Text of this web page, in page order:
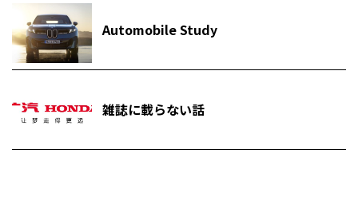
Automobile Study
雑誌に載らない話